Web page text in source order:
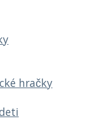
hračky